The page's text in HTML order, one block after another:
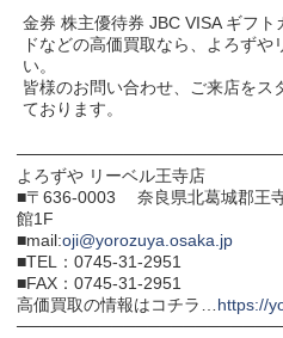
金券 株主優待券 JBC VISA ギフ
ドなどの高価買取なら、よろずや
い。
皆様のお問い合わせ、ご来店をス
ております。
よろずや リーベル王寺店
■〒636-0003 奈良県北葛城郡王
館1F
■mail:oji@yorozuya.osaka.jp
■TEL：0745-31-2951
■FAX：0745-31-2951
高価買取の情報はコチラ… https://